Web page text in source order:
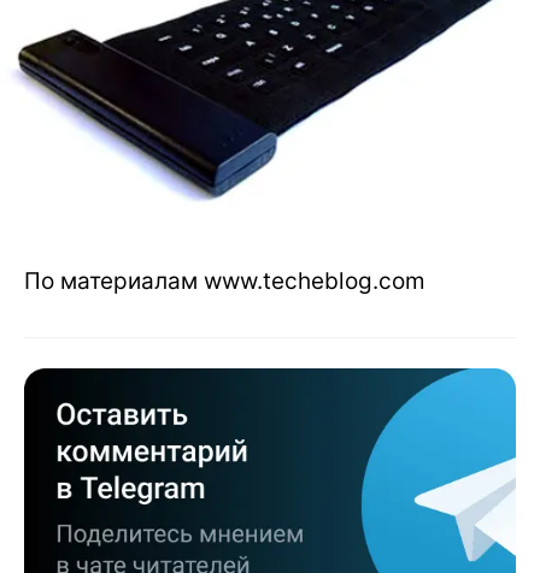
По материалам www.techeblog.com